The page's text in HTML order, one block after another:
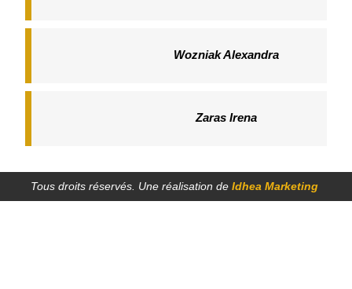
Wozniak Alexandra
Zaras Irena
Tous droits réservés. Une réalisation de Idhea Marketing